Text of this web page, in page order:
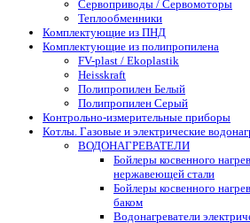
Сервоприводы / Сервомоторы
Теплообменники
Комплектующие из ПНД
Комплектующие из полипропилена
FV-plast / Ekoplastik
Heisskraft
Полипропилен Белый
Полипропилен Серый
Контрольно-измерительные приборы
Котлы. Газовые и электрические
ВОДОНАГРЕВАТЕЛИ
Бойлеры косвенного
нержавеющей стали
Бойлеры косвенного
баком
Водонагреватели